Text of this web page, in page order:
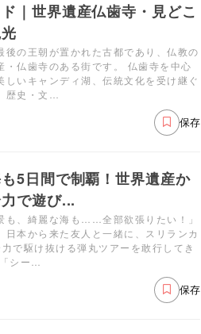
｜世界遺産仏歯寺・見どこ
後の王朝が置かれた古都であり、仏教の
・仏歯寺のある街です。 仏歯寺を中心
しいキャンディ湖、伝統文化を受け継ぐ
歴史・文…
保存
5日間で制覇！世界遺産か
で遊び...
も、綺麗な海も……全部欲張りたい！」
本から来た友人と一緒に、スリランカ
で駆け抜ける弾丸ツアーを敢行してき
シー…
保存